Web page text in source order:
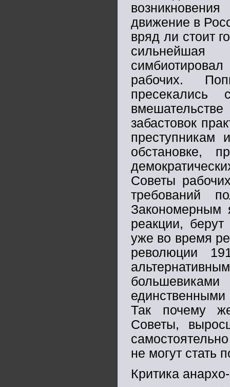
движение в
вряд ли стоит
сильнейшая
рабочих.
пресекались
забастовок
преступникам
обстановке,
Советы
требований
Закономерным
реакции,
уже во время
революции
большевиками
Так почему
Советы,
не могут стать
Критика